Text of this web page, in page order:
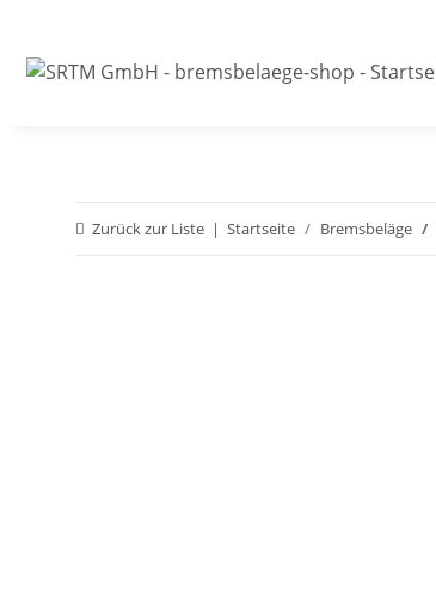
Zurück zur Liste Startseite Bremsbeläge